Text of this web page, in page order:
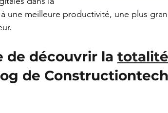
une meilleure productivité, une plus
de découvrir la
de